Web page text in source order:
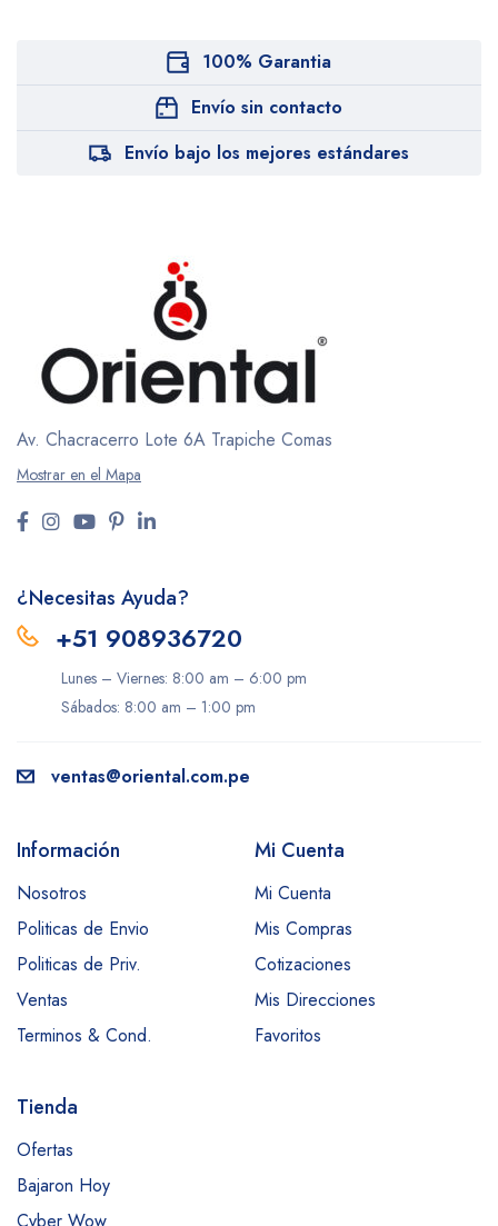
100% Garantia
Envío sin contacto
Envío bajo los mejores estándares
Av. Chacracerro Lote 6A Trapiche Comas
Mostrar en el Mapa
¿Necesitas Ayuda?
+51 908936720
Lunes – Viernes: 8:00 am – 6:00 pm
Sábados: 8:00 am – 1:00 pm
ventas@oriental.com.pe
Información
Nosotros
Politicas de Envio
Politicas de Priv.
Ventas
Terminos & Cond.
Mi Cuenta
Mi Cuenta
Mis Compras
Cotizaciones
Mis Direcciones
Favoritos
Tienda
Ofertas
Bajaron Hoy